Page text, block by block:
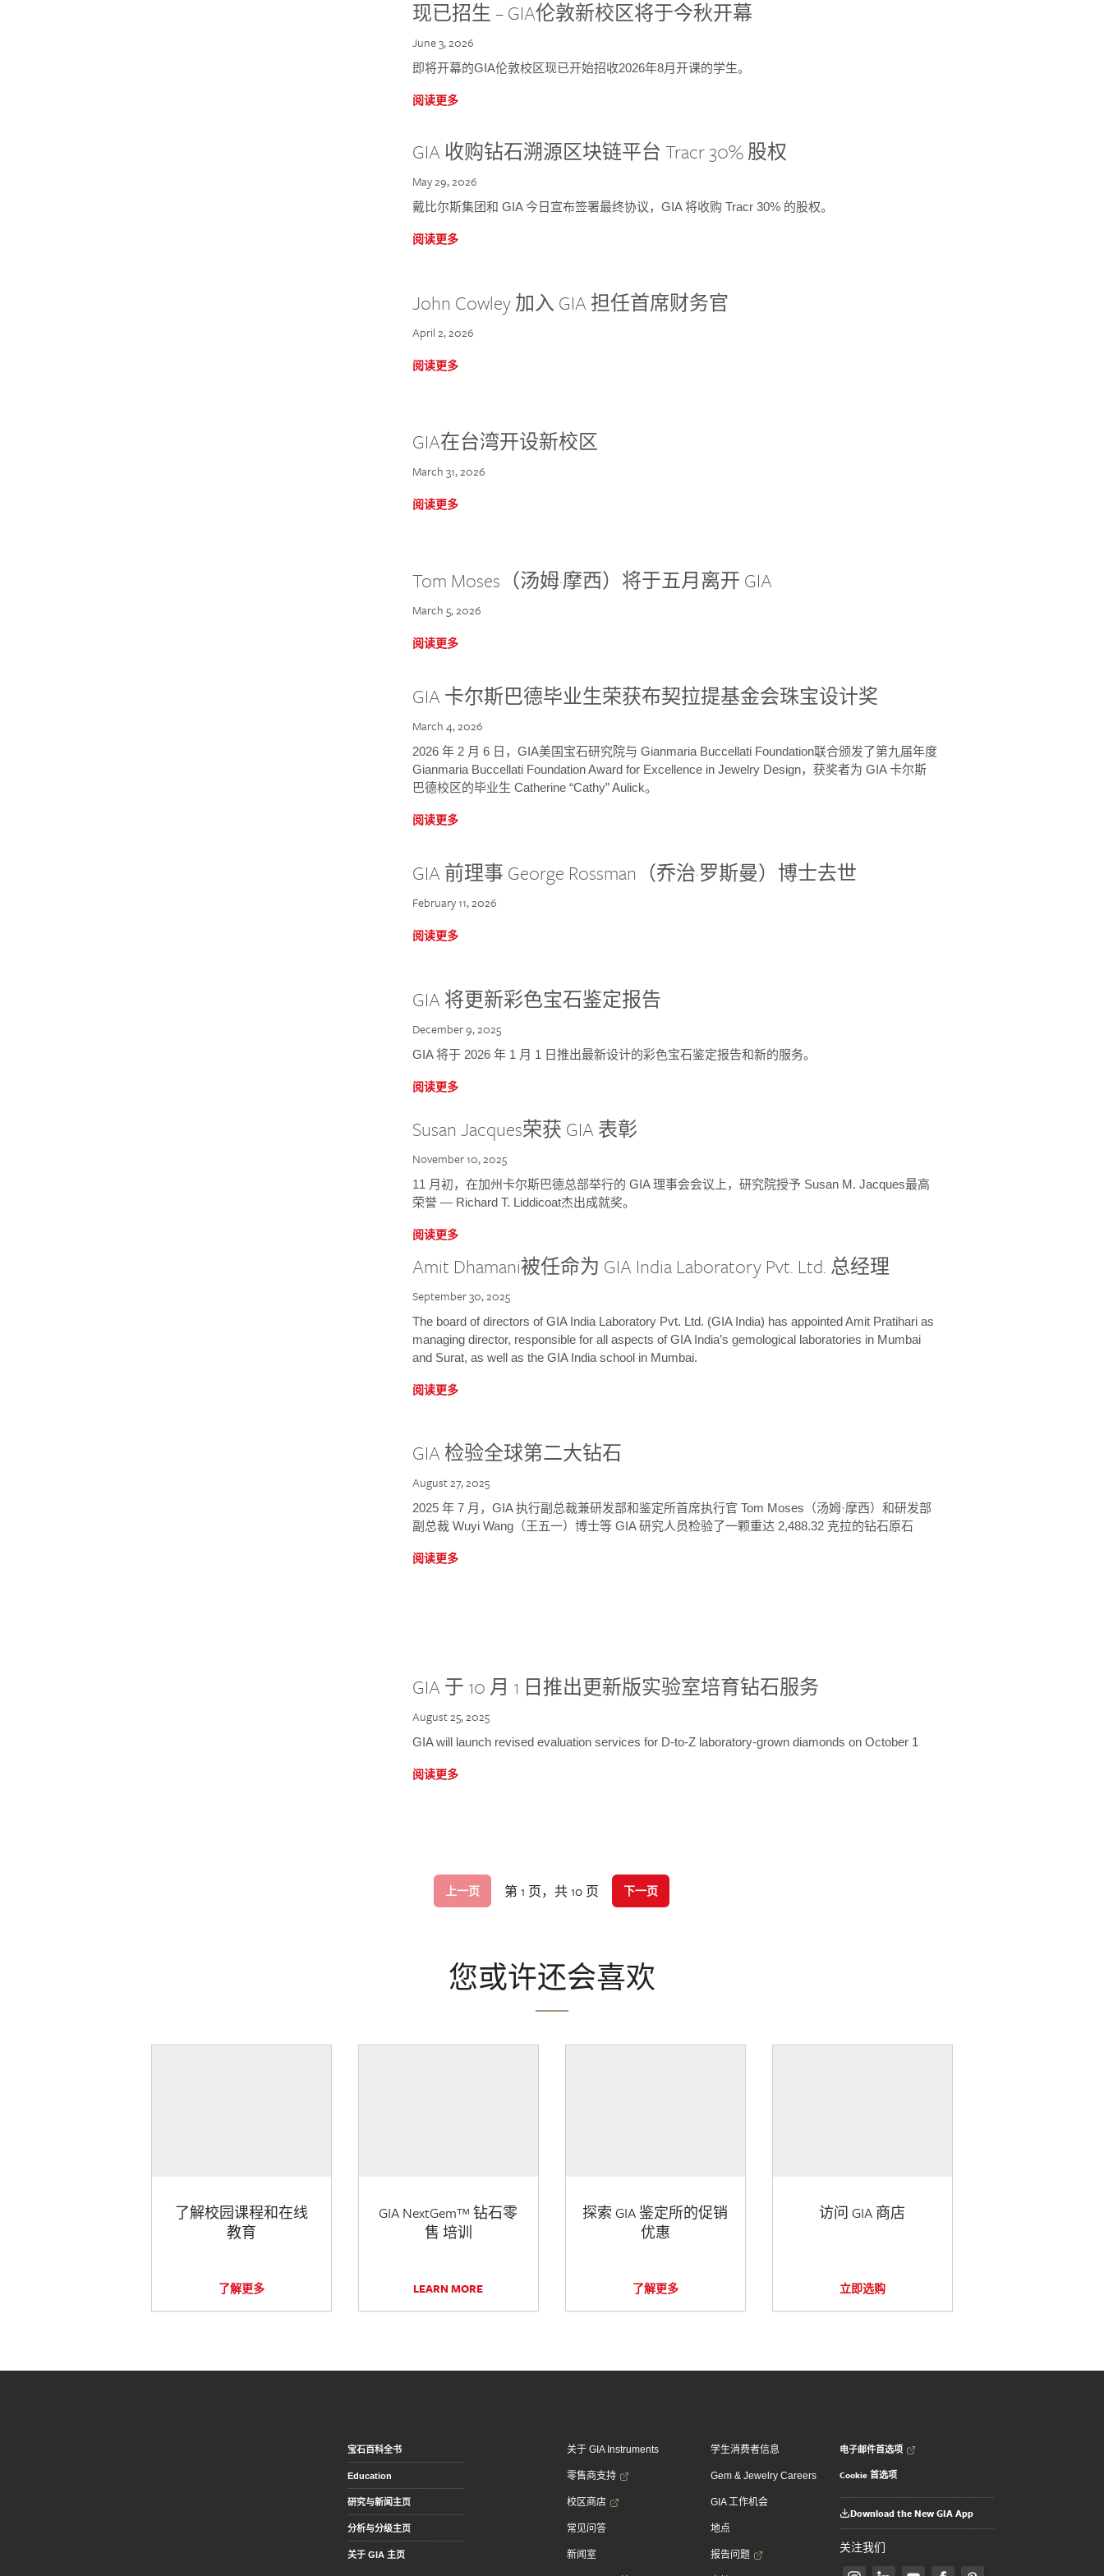
现已招生 – GIA伦敦新校区将于今秋开幕
June 3, 2026
即将开幕的GIA伦敦校区现已开始招收2026年8月开课的学生。
阅读更多
GIA 收购钻石溯源区块链平台 Tracr 30% 股权
May 29, 2026
戴比尔斯集团和 GIA 今日宣布签署最终协议，GIA 将收购 Tracr 30% 的股权。
阅读更多
John Cowley 加入 GIA 担任首席财务官
April 2, 2026
阅读更多
GIA在台湾开设新校区
March 31, 2026
阅读更多
Tom Moses（汤姆·摩西）将于五月离开 GIA
March 5, 2026
阅读更多
GIA 卡尔斯巴德毕业生荣获布契拉提基金会珠宝设计奖
March 4, 2026
2026 年 2 月 6 日，GIA美国宝石研究院与 Gianmaria Buccellati Foundation联合颁发了第九届年度
Gianmaria Buccellati Foundation Award for Excellence in Jewelry Design，获奖者为 GIA 卡尔斯
巴德校区的毕业生 Catherine “Cathy” Aulick。
阅读更多
GIA 前理事 George Rossman（乔治·罗斯曼）博士去世
February 11, 2026
阅读更多
GIA 将更新彩色宝石鉴定报告
December 9, 2025
GIA 将于 2026 年 1 月 1 日推出最新设计的彩色宝石鉴定报告和新的服务。
阅读更多
Susan Jacques荣获 GIA 表彰
November 10, 2025
11 月初，在加州卡尔斯巴德总部举行的 GIA 理事会会议上，研究院授予 Susan M. Jacques最高
荣誉 — Richard T. Liddicoat杰出成就奖。
阅读更多
Amit Dhamani被任命为 GIA India Laboratory Pvt. Ltd. 总经理
September 30, 2025
The board of directors of GIA India Laboratory Pvt. Ltd. (GIA India) has appointed Amit Pratihari as
managing director, responsible for all aspects of GIA India’s gemological laboratories in Mumbai
and Surat, as well as the GIA India school in Mumbai.
阅读更多
GIA 检验全球第二大钻石
August 27, 2025
2025 年 7 月，GIA 执行副总裁兼研发部和鉴定所首席执行官 Tom Moses（汤姆·摩西）和研发部
副总裁 Wuyi Wang（王五一）博士等 GIA 研究人员检验了一颗重达 2,488.32 克拉的钻石原石
阅读更多
GIA 于 10 月 1 日推出更新版实验室培育钻石服务
August 25, 2025
GIA will launch revised evaluation services for D-to-Z laboratory-grown diamonds on October 1
阅读更多
上一页 第 1 页，共 10 页 下一页
您或许还会喜欢
了解校园课程和在线
教育
了解更多
GIA NextGem™ 钻石零
售 培训
LEARN MORE
探索 GIA 鉴定所的促销
优惠
了解更多
访问 GIA 商店
立即选购
宝石百科全书
Education
研究与新闻主页
分析与分级主页
关于 GIA 主页
关于 GIA Instruments
零售商支持
校区商店
常见问答
新闻室
学生消费者信息
Gem & Jewelry Careers
GIA 工作机会
地点
报告问题
电子邮件首选项
Cookie 首选项
Download the New GIA App
关注我们